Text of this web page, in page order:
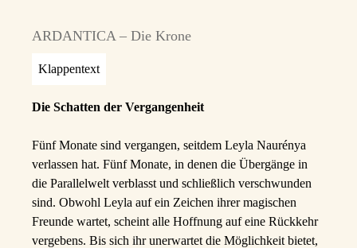
ARDANTICA – Die Krone
Klappentext
Die Schatten der Vergangenheit
Fünf Monate sind vergangen, seitdem Leyla Naurénya
verlassen hat. Fünf Monate, in denen die Übergänge in
die Parallelwelt verblasst und schließlich verschwunden
sind. Obwohl Leyla auf ein Zeichen ihrer magischen
Freunde wartet, scheint alle Hoffnung auf eine Rückkehr
vergebens. Bis sich ihr unerwartet die Möglichkeit bietet,